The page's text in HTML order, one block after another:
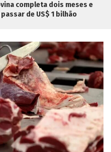
completa dois meses e
de US$ 1 bilhão